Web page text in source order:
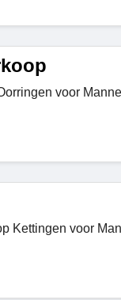
voor
Kettingen voor